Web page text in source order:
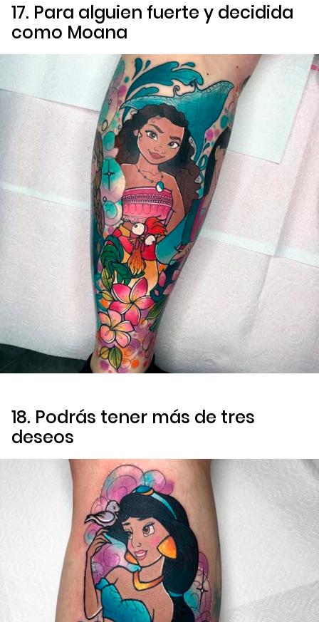
17. Para alguien fuerte y decidida
como Moana
18. Podrás tener más de tres
deseos